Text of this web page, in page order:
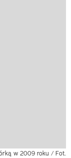
w 2009 roku / Fot.